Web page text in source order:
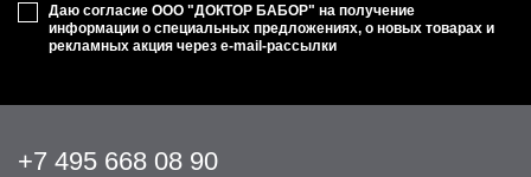
Даю согласие ООО "ДОКТОР БАБОР" на получение
информации о специальных предложениях, о новых товарах и
рекламных акция через e-mail-рассылки
+7 495 668 08 90